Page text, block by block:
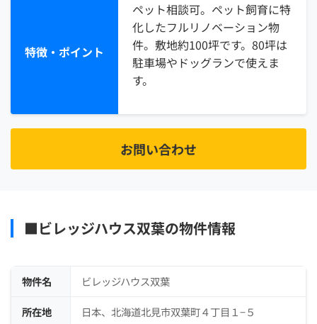
特徴・ポイント
ペット相談可。ペット飼育に特
化したフルリノベーション物
件。敷地約100坪です。80坪は
駐車場やドッグランで使えま
す。
お問い合わせ
■ビレッジハウス双葉の物件情報
物件名 ビレッジハウス双葉
所在地 日本、北海道北見市双葉町４丁目１−５